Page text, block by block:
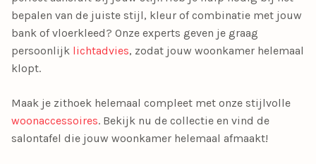
bepalen van de juiste stijl, kleur of combinatie met jouw
bank of vloerkleed? Onze experts geven je graag
persoonlijk lichtadvies, zodat jouw woonkamer helemaal
klopt.
Maak je zithoek helemaal compleet met onze stijlvolle
woonaccessoires. Bekijk nu de collectie en vind de
salontafel die jouw woonkamer helemaal afmaakt!